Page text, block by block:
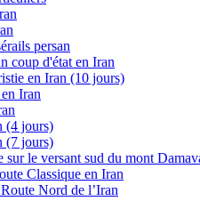
persan
coup d'état en Iran
en Iran (10 jours)
Iran
(4 jours)
(7 jours)
le versant sud du mont
Classique en Iran
Nord de l’Iran